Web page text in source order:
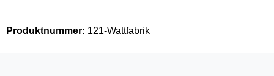
Produktnummer: 121-Wattfabrik